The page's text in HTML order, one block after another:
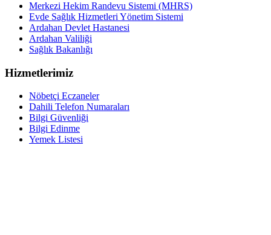
Merkezi Hekim Randevu Sistemi (MHRS)
Evde Sağlık Hizmetleri Yönetim Sistemi
Ardahan Devlet Hastanesi
Ardahan Valiliği
Sağlık Bakanlığı
Hizmetlerimiz
Nöbetçi Eczaneler
Dahili Telefon Numaraları
Bilgi Güvenliği
Bilgi Edinme
Yemek Listesi